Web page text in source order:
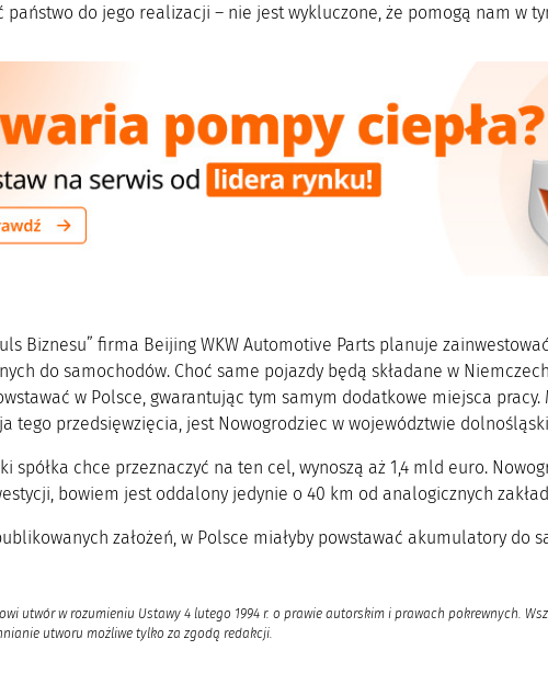
państwo do jego realizacji – nie jest wykluczone, że pomogą nam w
Biznesu” firma Beijing WKW Automotive Parts planuje
do samochodów. Choć same pojazdy będą składane w
w Polsce, gwarantując tym samym dodatkowe miejsca
tego przedsięwzięcia, jest Nowogrodziec w województwie
spółka chce przeznaczyć na ten cel, wynoszą aż 1,4 mld euro.
bowiem jest oddalony jedynie o 40 km od analogicznych
założeń, w Polsce miałyby powstawać akumulatory do
utwór w rozumieniu Ustawy 4 lutego 1994 r. o prawie autorskim i prawach pokrewnych.
utworu możliwe tylko za zgodą redakcji.